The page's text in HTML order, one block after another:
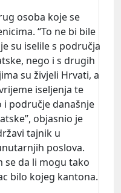
osoba koje se
“To ne bi bile
su iselile s područja
nego i s drugih
su živjeli Hrvati, a
iseljenja te
i područje današnje
objasnio je
tajnik u
poslova.
se da li mogu tako
bilo kojeg kantona.